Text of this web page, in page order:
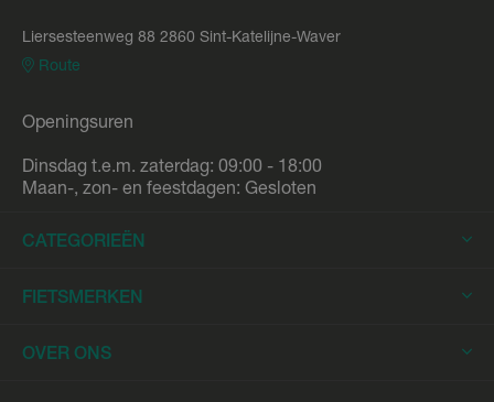
Liersesteenweg 88 2860 Sint-Katelijne-Waver
Route
Openingsuren
Dinsdag t.e.m. zaterdag: 09:00 - 18:00
Maan-, zon- en feestdagen: Gesloten
CATEGORIEËN
Elektrische Fietsen
Elektrische Racefietsen
FIETSMERKEN
Trek
OVER ONS